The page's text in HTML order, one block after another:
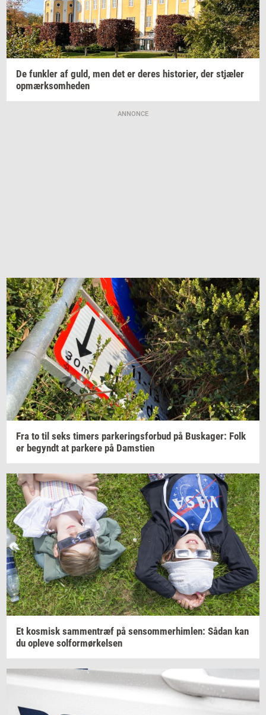
De funk­ler af guld, men det er deres hi­sto­ri­er, der stjæ­ler
op­mærk­som­he­den
ANNONCE
Fra to til seks ti­mers par­ke­rings­for­bud på Bu­ska­ger: Folk
er be­gyndt at par­ke­re på Damstien
Et kos­misk sam­men­træf på sen­som­mer­him­len: Sådan kan
du op­le­ve sol­for­mør­kel­sen